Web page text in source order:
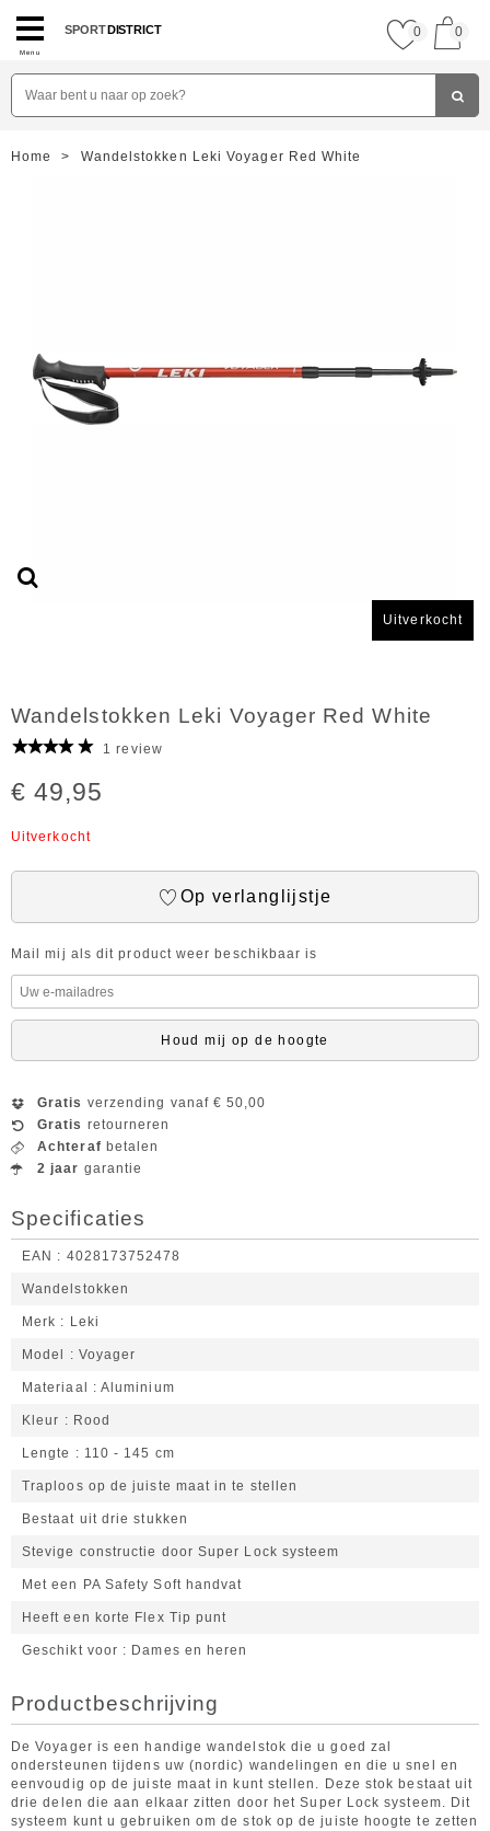
Menu
SPORTDISTRICT 0 0
Home > Wandelstokken Leki Voyager Red White
Uitverkocht
Wandelstokken Leki Voyager Red White
1 review
€ 49,95
Uitverkocht
Op verlanglijstje
Mail mij als dit product weer beschikbaar is
Houd mij op de hoogte
Gratis verzending vanaf € 50,00
Gratis retourneren
Achteraf betalen
2 jaar garantie
Specificaties
EAN 4028173752478
Wandelstokken
Merk Leki
Model Voyager
Materiaal Aluminium
Kleur Rood
Lengte 110 - 145 cm
Traploos op de juiste maat in te stellen
Bestaat uit drie stukken
Stevige constructie door Super Lock systeem
Met een PA Safety Soft handvat
Heeft een korte Flex Tip punt
Geschikt voor Dames en heren
Productbeschrijving
De Voyager is een handige wandelstok die u goed zal
ondersteunen tijdens uw (nordic) wandelingen en die u snel en
eenvoudig op de juiste maat in kunt stellen. Deze stok bestaat uit
drie delen die aan elkaar zitten door het Super Lock systeem. Dit
systeem kunt u gebruiken om de stok op de juiste hoogte te zetten